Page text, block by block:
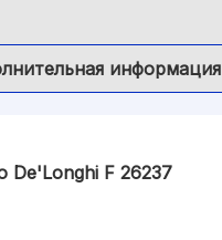
информация
De'Longhi F 26237